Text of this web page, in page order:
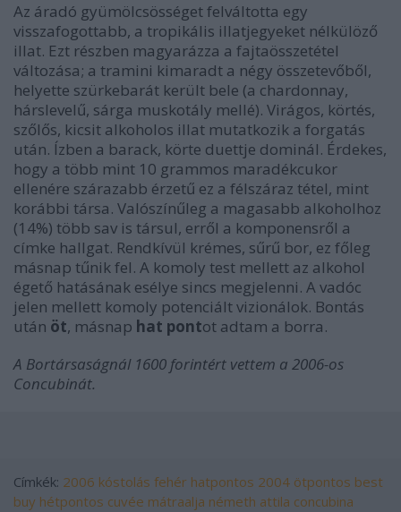
Az áradó gyümölcsösséget felváltotta egy
visszafogottabb, a tropikális illatjegyeket nélkülöző
illat. Ezt részben magyarázza a fajtaösszetétel
változása; a tramini kimaradt a négy összetevőből,
helyette szürkebarát került bele (a chardonnay,
hárslevelű, sárga muskotály mellé). Virágos, körtés,
szőlős, kicsit alkoholos illat mutatkozik a forgatás
után. Ízben a barack, körte duettje dominál. Érdekes,
hogy a több mint 10 grammos maradékcukor
ellenére szárazabb érzetű ez a félszáraz tétel, mint
korábbi társa. Valószínűleg a magasabb alkoholhoz
(14%) több sav is társul, erről a komponensről a
címke hallgat. Rendkívül krémes, sűrű bor, ez főleg
másnap tűnik fel. A komoly test mellett az alkohol
égető hatásának esélye sincs megjelenni. A vadóc
jelen mellett komoly potenciált vizionálok. Bontás
után öt, másnap hat pontot adtam a borra.
A Bortársaságnál 1600 forintért vettem a 2006-os
Concubinát.
Címkék: 2006 kóstolás fehér hatpontos 2004 ötpontos best
buy hétpontos cuvée mátraalja németh attila concubina